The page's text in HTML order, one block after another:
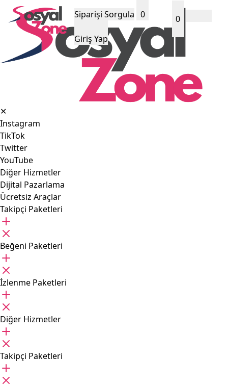
Siparişi Sorgula 0
Giriş Yap
0
✕
Instagram
TikTok
Twitter
YouTube
Diğer Hizmetler
Dijital Pazarlama
Ücretsiz Araçlar
Takipçi Paketleri
Beğeni Paketleri
İzlenme Paketleri
Diğer Hizmetler
Takipçi Paketleri